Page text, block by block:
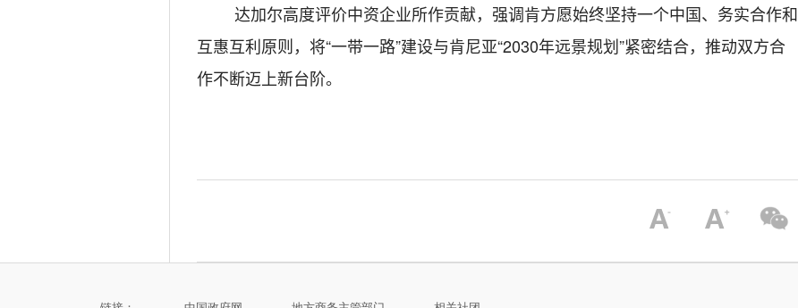
达加尔高度评价中资企业所作贡献， 强调肯方愿始终坚持一个中国、务实合作和
互惠互利原则，将“一带一路”建设与肯尼亚“2030年远景规划”紧密结合，推动双方合
作不断迈上新台阶。